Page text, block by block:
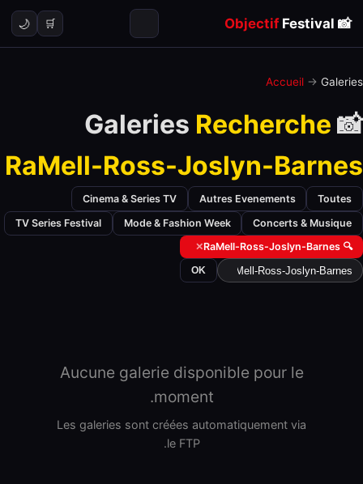
📸
ObjectifFestival
🛒
🌙
Accueil → Galeries
📸 Galeries
Recherche
RaMell-Ross-Joslyn-Barnes
Toutes
Autres Evenements
Cinema & Series TV
Concerts & Musique
Mode & Fashion Week
TV Series Festival
🔍 RaMell-Ross-Joslyn-Barnes
✕
OK
Aucune galerie disponible pour le
moment.
Les galeries sont créées automatiquement via
le FTP.